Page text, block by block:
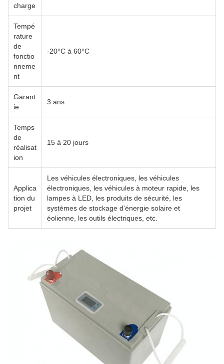
charge
Tempé
rature
de
fonctio
nneme
nt
-20°C à 60°C
Garant
ie
3 ans
Temps
de
réalisat
ion
15 à 20 jours
Applica
tion du
projet
Les véhicules électroniques, les véhicules
électroniques, les véhicules à moteur rapide, les
lampes à LED, les produits de sécurité, les
systèmes de stockage d'énergie solaire et
éolienne, les outils électriques, etc.